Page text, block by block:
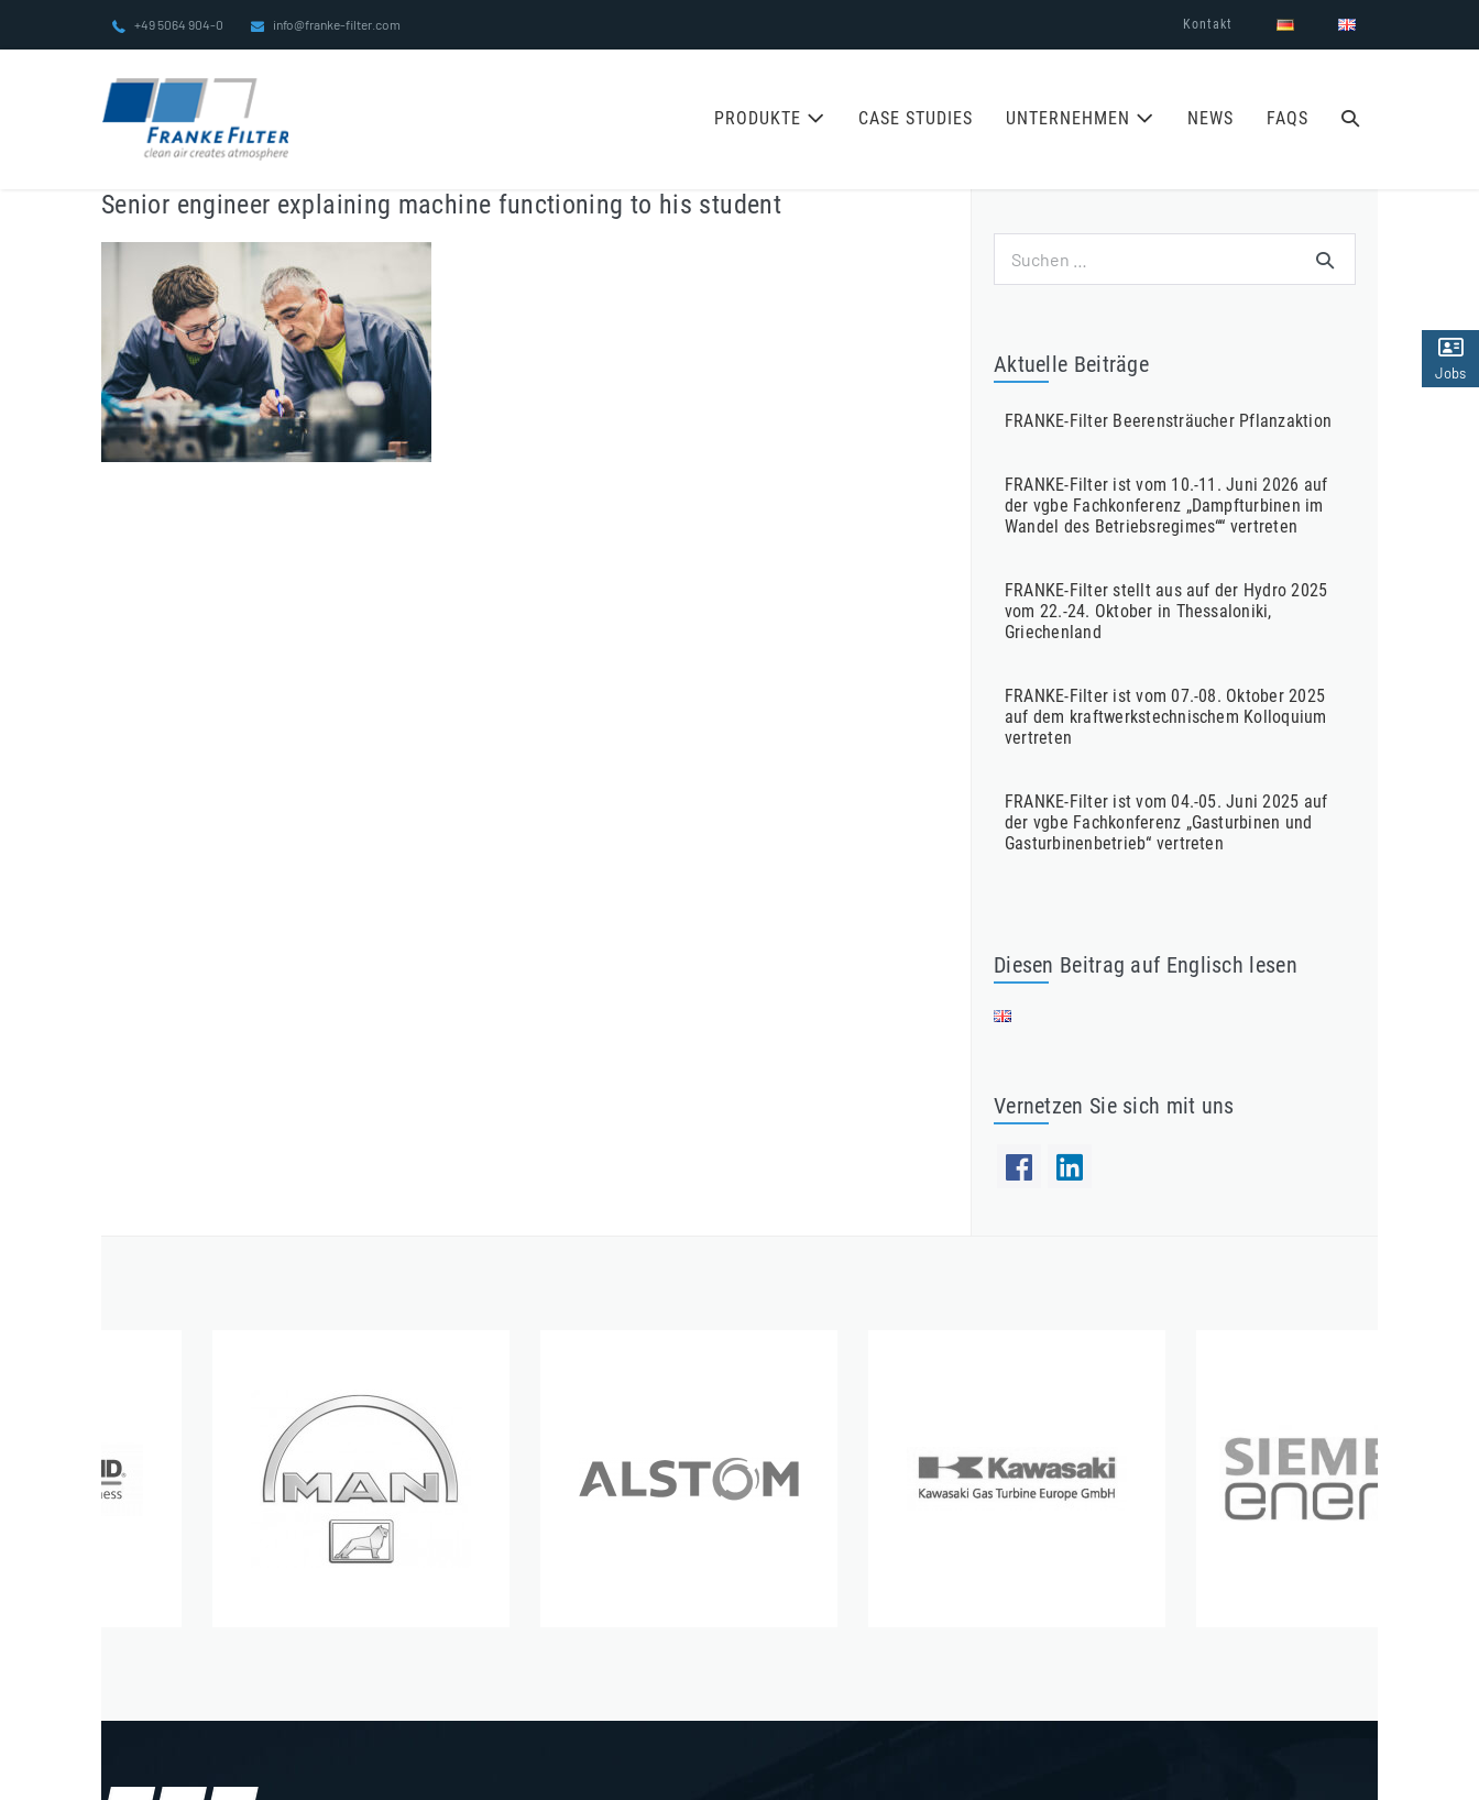
+49 5064 904-0 info@franke-filter.com Kontakt
PRODUKTE CASE STUDIES UNTERNEHMEN NEWS FAQS
SUCHE-
Senior engineer explaining machine functioning to his student
nach:
Aktuelle Beiträge
FRANKE-Filter Beerensträucher Pflanzaktion
FRANKE-Filter ist vom 10.-11. Juni 2026 auf
der vgbe Fachkonferenz „Dampfturbinen im
Wandel des Betriebsregimes““ vertreten
FRANKE-Filter stellt aus auf der Hydro 2025
vom 22.-24. Oktober in Thessaloniki,
Griechenland
FRANKE-Filter ist vom 07.-08. Oktober 2025
auf dem kraftwerkstechnischem Kolloquium
vertreten
FRANKE-Filter ist vom 04.-05. Juni 2025 auf
der vgbe Fachkonferenz „Gasturbinen und
Gasturbinenbetrieb“ vertreten
Diesen Beitrag auf Englisch lesen
Vernetzen Sie sich mit uns
Jobs